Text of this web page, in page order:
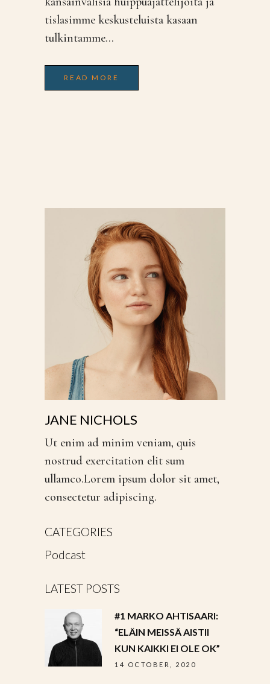
tislasimme keskusteluista kasaan
tulkintamme...
READ MORE
JANE NICHOLS
Ut enim ad minim veniam, quis
nostrud exercitation elit sum
ullamco.Lorem ipsum dolor sit amet,
consectetur adipiscing.
CATEGORIES
Podcast
LATEST POSTS
#1 MARKO AHTISAARI:
“ELÄIN MEISSÄ AISTII
KUN KAIKKI EI OLE OK”
14 OCTOBER, 2020